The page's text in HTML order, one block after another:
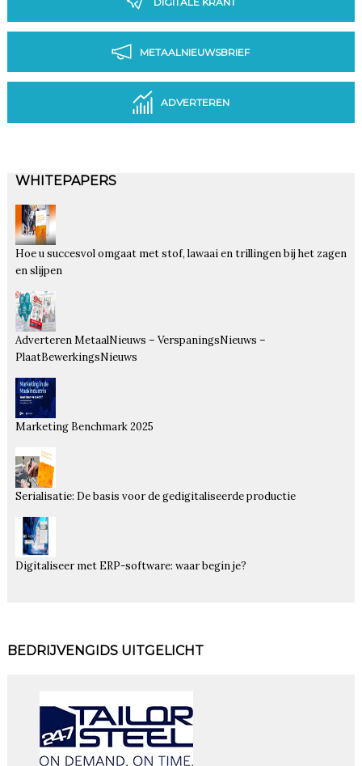
METAALNIEUWSBRIEF
ADVERTEREN
WHITEPAPERS
Hoe u succesvol omgaat met stof, lawaai en trillingen bij het zagen
en slijpen
Adverteren MetaalNieuws – VerspaningsNieuws –
PlaatBewerkingsNieuws
Marketing Benchmark 2025
Serialisatie: De basis voor de gedigitaliseerde productie
Digitaliseer met ERP-software: waar begin je?
BEDRIJVENGIDS UITGELICHT